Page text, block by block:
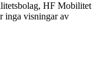
HF Mobilitet
inga visningar av